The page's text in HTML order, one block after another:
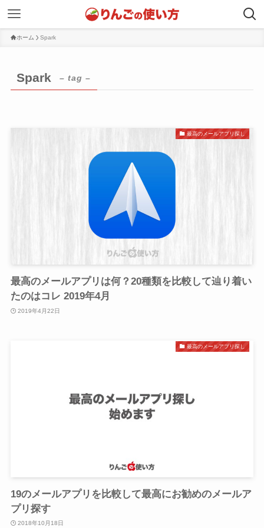
ホーム Spark
Spark – tag –
最高のメールアプリ探し
最高のメールアプリは何？20種類を比較して辿り着い
たのはコレ 2019年4月
2019年4月22日
最高のメールアプリ探し
19のメールアプリを比較して最高にお勧めのメールア
プリ探す
2018年10月18日